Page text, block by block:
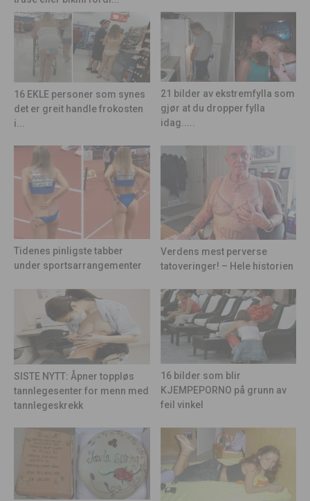
16 EKLE personer som synes
det er greit handle frokosten
i...
21 bilder av ekstremfylla som
gjør at du dropper fylla
idag.....
Tidenes pinligste tabber
under sportsarrangementer
Verdens mest perverse
tatoveringer! – Hele historien
SISTE NYTT: Åpner toppløs
tannlegesenter for menn med
tannlegeskrekk
16 bilder som blir
KJEMPEPORNO på grunn av
feil vinkel